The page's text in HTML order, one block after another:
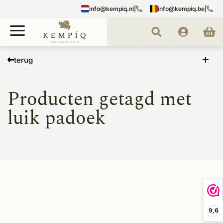
9,6
info@kempiq.nl info@kempiq.be
terug
luik padoek
Producten getagd met
luik padoek